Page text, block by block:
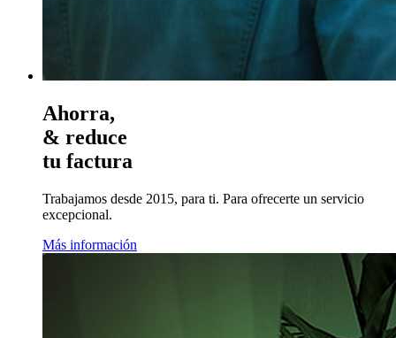
Ahorra,
& reduce
tu factura
Trabajamos desde 2015, para ti. Para ofrecerte un servicio
excepcional.
Más información